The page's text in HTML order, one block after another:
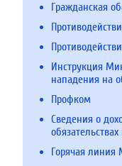
Гражданская
Инструкция
нападения на
Профком
Сведения о
Горячая